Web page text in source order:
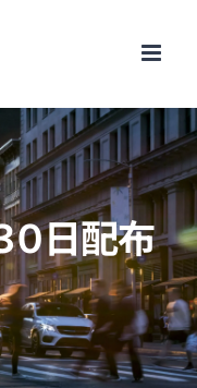
０日配布